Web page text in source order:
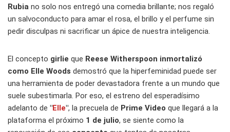
Rubia no solo nos entregó una comedia brillante; nos regaló
un salvoconducto para amar el rosa, el brillo y el perfume sin
pedir disculpas ni sacrificar un ápice de nuestra inteligencia.
El concepto girlie que Reese Witherspoon inmortalizó
como Elle Woods demostró que la hiperfeminidad puede ser
una herramienta de poder devastadora frente a un mundo que
suele subestimarla. Por eso, el estreno del esperadísimo
adelanto de "Elle", la precuela de Prime Video que llegará a la
plataforma el próximo 1 de julio, se siente como la